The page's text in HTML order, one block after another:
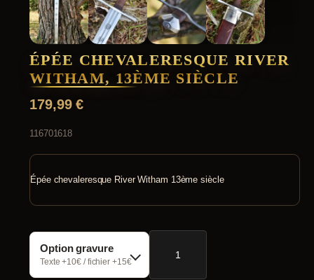
ÉPÉE CHEVALERESQUE RIVER
WITHAM, 13ÈME SIÈCLE
179,99€
116701618
Épée chevaleresque River Witham 13ème siècle
Option gravure
Texte +10€ / fichier +15€
quantité
chevaleresque